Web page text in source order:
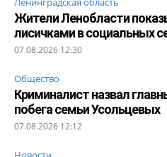
Жители Ленобласти
лисичками в социальных
07.08.2026 12:30
Общество
Криминалист назвал
побега семьи Усольцевых
07.08.2026 12:12